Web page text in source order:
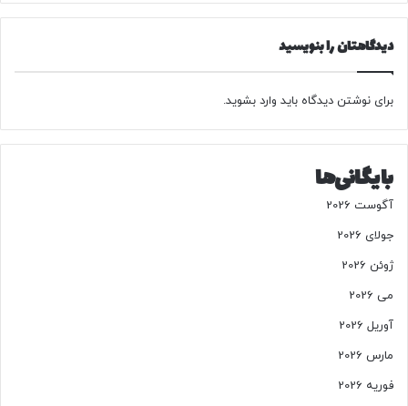
ا
ن
ه
س
ب
ل
ر
ی
ت
ل
ن
ر
ه
ا
م
س
ح
دیدگاهتان را بنویسید
برای نوشتن دیدگاه باید وارد بشوید.
بایگانی‌ها
آگوست 2026
جولای 2026
ژوئن 2026
می 2026
آوریل 2026
مارس 2026
فوریه 2026